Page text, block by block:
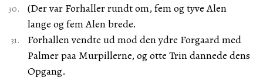
(Der var Forhaller rundt om, fem og tyve Alen
lange og fem Alen brede.
Forhallen vendte ud mod den ydre Forgaard med
Palmer paa Murpillerne, og otte Trin dannede dens
Opgang.